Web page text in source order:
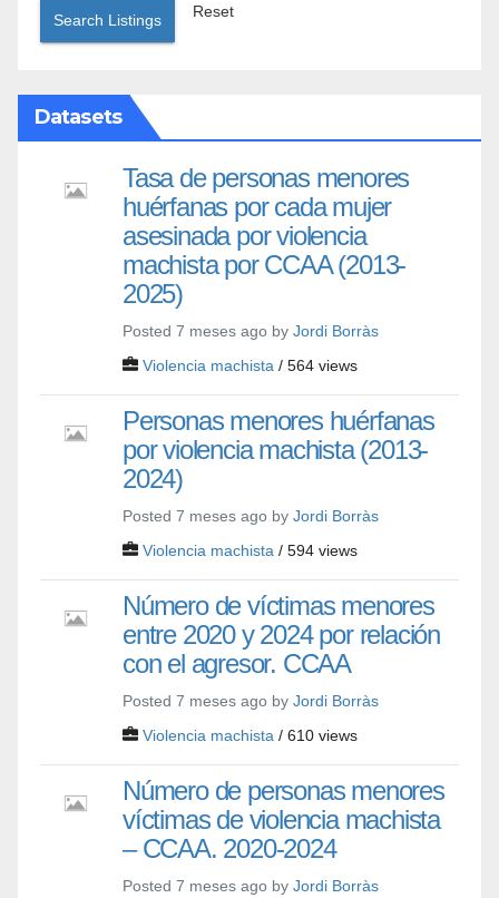
Search Listings Reset
Datasets
Tasa de personas menores
huérfanas por cada mujer
asesinada por violencia
machista por CCAA (2013-
2025)
Posted 7 meses ago by Jordi Borràs
Violencia machista / 564 views
Personas menores huérfanas
por violencia machista (2013-
2024)
Posted 7 meses ago by Jordi Borràs
Violencia machista / 594 views
Número de víctimas menores
entre 2020 y 2024 por relación
con el agresor. CCAA
Posted 7 meses ago by Jordi Borràs
Violencia machista / 610 views
Número de personas menores
víctimas de violencia machista
– CCAA. 2020-2024
Posted 7 meses ago by Jordi Borràs